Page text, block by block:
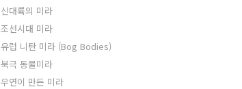
신대륙의 미라
조선시대 미라
유럽 니탄 미라 (Bog Bodies)
북극 동물미라
우연이 만든 미라